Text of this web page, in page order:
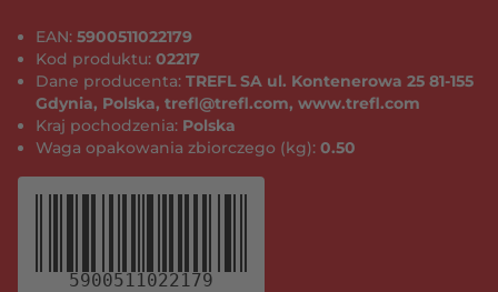
EAN: 5900511022179
Kod produktu: 02217
Dane producenta: TREFL SA ul. Kontenerowa 25 81-155
Gdynia, Polska, trefl@trefl.com, www.trefl.com
Kraj pochodzenia: Polska
Waga opakowania zbiorczego (kg): 0.50
5900511022179